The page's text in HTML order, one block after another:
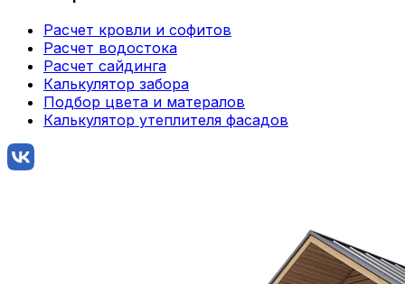
Расчет кровли и софитов
Расчет водостока
Расчет сайдинга
Калькулятор забора
Подбор цвета и матералов
Калькулятор утеплителя фасадов